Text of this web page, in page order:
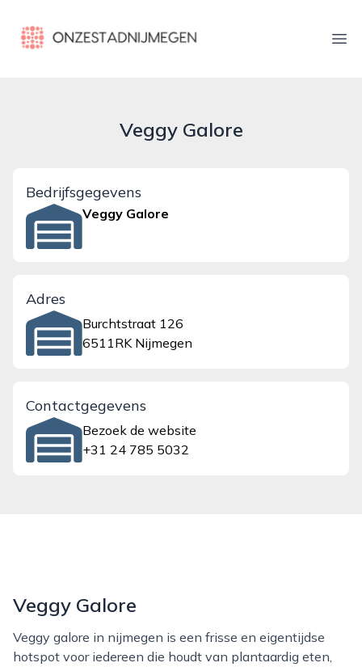
onzestadnijmegen.nl
Veggy Galore
Bedrijfsgegevens
Veggy Galore
Adres
Burchtstraat 126
6511RK Nijmegen
Contactgegevens
Bezoek de website
+31 24 785 5032
Veggy Galore
Veggy galore in nijmegen is een frisse en eigentijdse
hotspot voor iedereen die houdt van plantaardig eten,